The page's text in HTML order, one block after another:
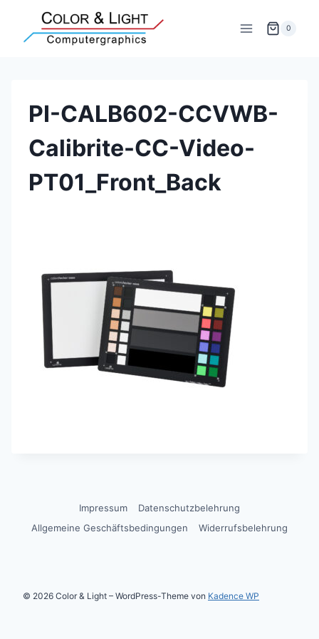
springen
0
PI-CALB602-CCVWB-
Calibrite-CC-Video-
PT01_Front_Back
Impressum
Datenschutzbelehrung
Allgemeine Geschäftsbedingungen
Widerrufsbelehrung
© 2026 Color & Light – WordPress-Theme von Kadence WP